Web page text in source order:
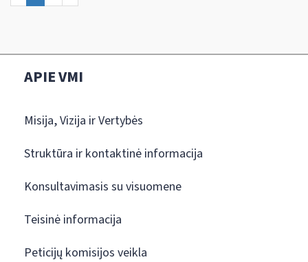
APIE VMI
Misija, Vizija ir Vertybės
Struktūra ir kontaktinė informacija
Konsultavimasis su visuomene
Teisinė informacija
Peticijų komisijos veikla